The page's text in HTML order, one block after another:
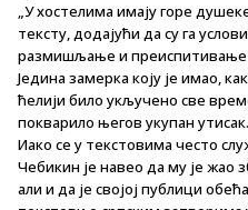
„У хостелима имају горе
тексту, додајући да су га
размишљање и преиспитивање
Једина замерка коју је имао,
ћелији било укључено све
покварило његов укупан утисак.
Иако се у текстoвима често
Чебикин је навео да му је жао
али и да је својој публици